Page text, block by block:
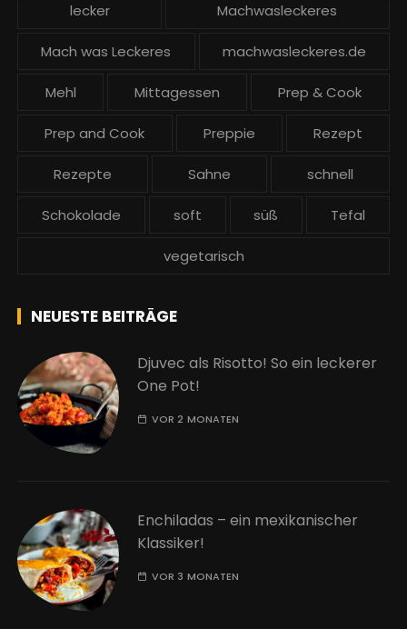
lecker Machwasleckeres
Mach was Leckeres machwasleckeres.de
Mehl Mittagessen Prep & Cook
Prep and Cook Preppie Rezept
Rezepte Sahne schnell
Schokolade soft süß Tefal
vegetarisch
NEUESTE BEITRÄGE
Djuvec als Risotto! So ein leckerer
One Pot!
VOR 2 MONATEN
Enchiladas – ein mexikanischer
Klassiker!
VOR 3 MONATEN